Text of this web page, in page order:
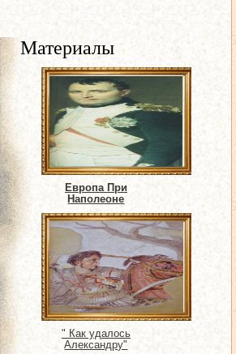
Материалы
Европа При
Наполеоне
" Как удалось
Александру"